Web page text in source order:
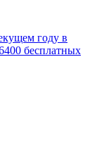
году в
бесплатных